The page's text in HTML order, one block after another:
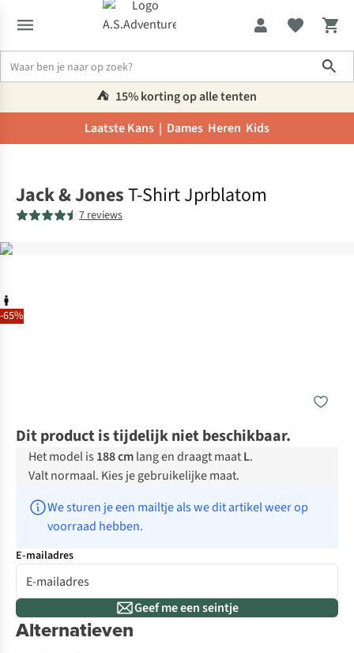
⛺️ 15% korting op alle tenten
Laatste Kans | Dames Heren Kids
-65%
Jack & JonesT-Shirt Jprblatom
7 reviews
Dit product is tijdelijk niet beschikbaar.
Het model is 188 cmlang en draagt maatL.
Valt normaal. Kies je gebruikelijke maat.
We sturen je een mailtje als we dit artikel weer op
voorraad hebben.
E-mailadres
Geef me een seintje
Alternatieven